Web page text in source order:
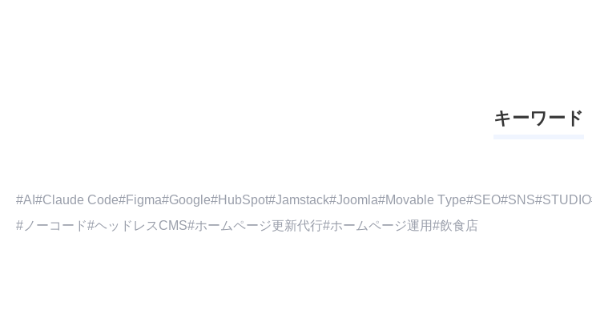
キーワード
AI Claude Code Figma Google HubSpot Jamstack Joomla Movable Type SEO SNS STUDIO
ノーコード
ヘッドレスCMS ホームページ更新代行 ホームページ運用 飲食店